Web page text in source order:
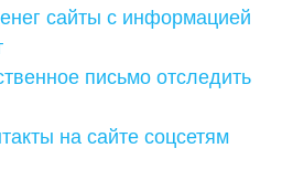
сайты с информацией
письмо отследить
на сайте соцсетям